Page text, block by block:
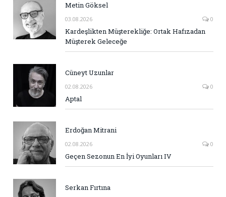
Metin Göksel
03.08.2026 0
Kardeşlikten Müşterekliğe: Ortak Hafızadan
Müşterek Geleceğe
Cüneyt Uzunlar
02.08.2026 0
Aptal
Erdoğan Mitrani
02.08.2026 0
Geçen Sezonun En İyi Oyunları IV
Serkan Fırtına